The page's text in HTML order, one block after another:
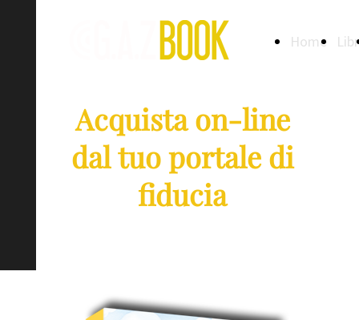
Home
Acquista on-line
dal tuo portale di
fiducia